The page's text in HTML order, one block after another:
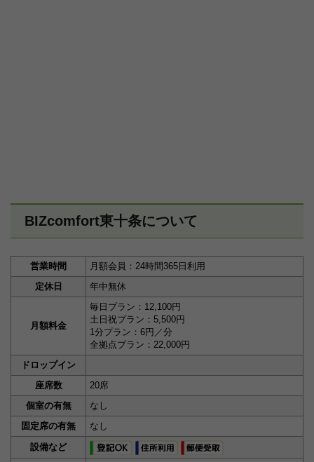
BIZcomfort東十条について
営業時間
月額会員：24時間365日利用
定休日
年中無休
月額料金
毎日プラン：12,100円
土日祝プラン：5,500円
1分プラン：6円／分
全拠点プラン：22,000円
ドロップイン
座席数
20席
個室の有無
なし
固定席の有無
なし
設備など